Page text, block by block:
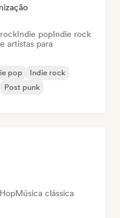
Indie popIndie rock
artistas para
pop
Indie rock
Post punk
Música clássica